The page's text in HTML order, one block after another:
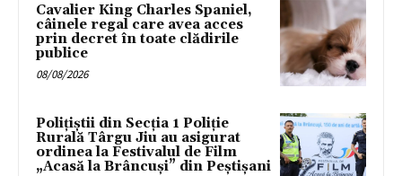
Cavalier King Charles Spaniel,
câinele regal care avea acces
prin decret în toate clădirile
publice
08/08/2026
Polițiștii din Secția 1 Poliție
Rurală Târgu Jiu au asigurat
ordinea la Festivalul de Film
„Acasă la Brâncuși” din Peștișani